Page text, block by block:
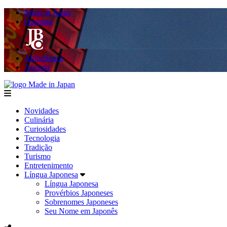
Made in Japan
Hashitag
AkibaSpace
Agenda
menu
Novidades
Culinária
Curiosidades
Tecnologia
Tradição
Turismo
Entretenimento
Língua Japonesa
Língua Japonesa
Provérbios Japoneses
Sobrenomes Japoneses
Seu Nome em Japonês